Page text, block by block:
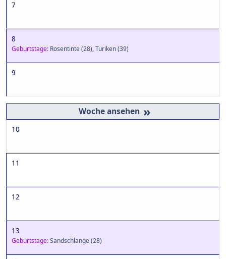
7
8
Geburtstage: Rosentinte(28),Turiken(39)
9
»
10
11
12
13
Geburtstage:Sandschlange(28)